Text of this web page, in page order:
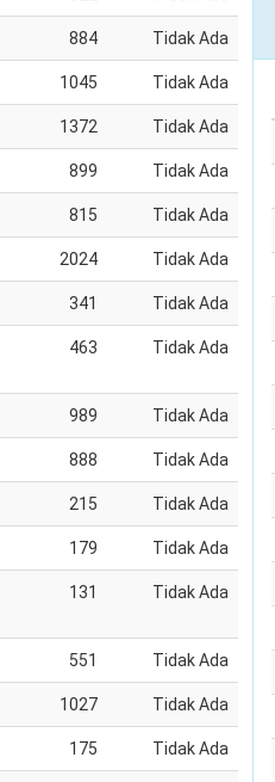
884 Tidak Ada
1045 Tidak Ada
1372 Tidak Ada
899 Tidak Ada
815 Tidak Ada
2024 Tidak Ada
341 Tidak Ada
463 Tidak Ada
989 Tidak Ada
888 Tidak Ada
215 Tidak Ada
179 Tidak Ada
131 Tidak Ada
551 Tidak Ada
1027 Tidak Ada
175 Tidak Ada